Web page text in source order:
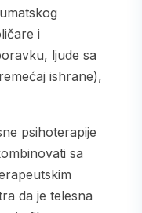
i
ljude sa
ishrane),
sa
da je telesna